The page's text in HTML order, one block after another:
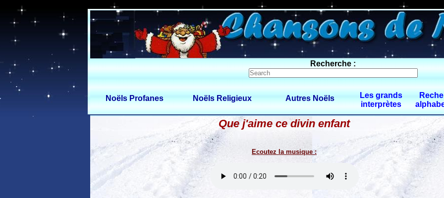
0 $limitbot 1 $limittot 2
Recherche :
Noëls Profanes Noëls Religieux Autres Noëls
Les grands
interprètes
Que j'aime ce divin enfant
Ecoutez la musique :